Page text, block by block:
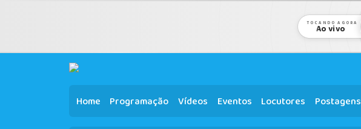
TOCANDO AGORA
Ao vivo
Home Programação Vídeos Eventos Locutores Postagens